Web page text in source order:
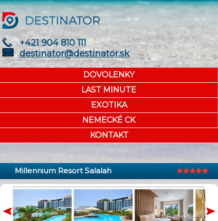
+421 904 810 111
destinator@destinator.sk
DOVOLENKY
LAST MINUTE
EXOTIKA
NEMECKÉ CK
KONTAKT
Millennium Resort Salalah